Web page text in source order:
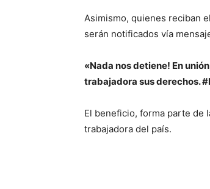
Asimismo, quienes reciban
serán notificados vía
«Nada nos detiene! En
trabajadora sus derechos.
El beneficio, forma parte de
trabajadora del país.